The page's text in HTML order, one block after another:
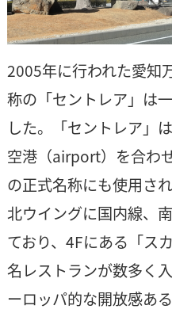
2005年に行われた愛知
称の「セントレア」は
した。「セントレア」
空港（airport）を合わ
の正式名称にも使用さ
北ウイングに国内線、
ており、4Fにある「ス
名レストランが数多く
ーロッパ的な開放感あ